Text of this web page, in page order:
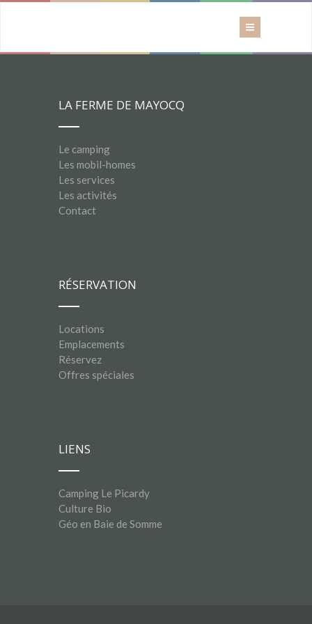
LA FERME DE MAYOCQ
Le camping
Les mobil-homes
Les services
Les activités
Contact
RÉSERVATION
Locations
Emplacements
Réservez
Offres spéciales
LIENS
Camping Le Picardy
Culture Bio
Géo en Baie de Somme